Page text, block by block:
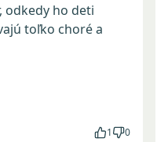
odkedy ho deti
toľko choré a
1 0